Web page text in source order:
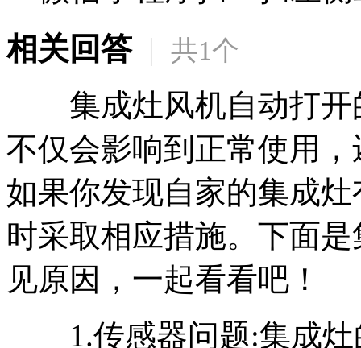
相关回答 | 共1个
集成灶风机自动打开
不仅会影响到正常使用
如果你发现自家的集成
时采取相应措施。下面
见原因，一起看看吧！
1.传感器问题:集成灶